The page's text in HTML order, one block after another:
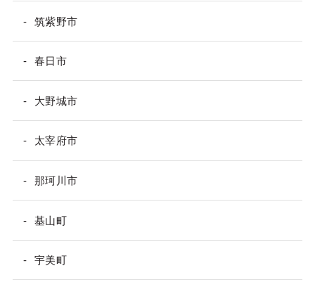
筑紫野市
春日市
大野城市
太宰府市
那珂川市
基山町
宇美町